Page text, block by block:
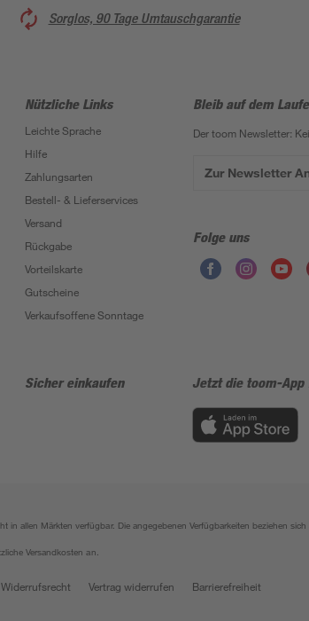
Sorglos, 90 Tage Umtauschgarantie
Nützliche Links
Leichte Sprache
Hilfe
Zahlungsarten
Bestell- & Lieferservices
Versand
Rückgabe
Vorteilskarte
Gutscheine
Verkaufsoffene Sonntage
Bleib auf dem
Der toom Newsletter:
Zur Newsletter
Folge uns
Sicher einkaufen Jetzt die toom-
allen Märkten verfügbar. Die angegebenen Verfügbarkeiten beziehen
Versandkosten an.
Widerrufsrecht Vertrag widerrufen Barrierefreiheit